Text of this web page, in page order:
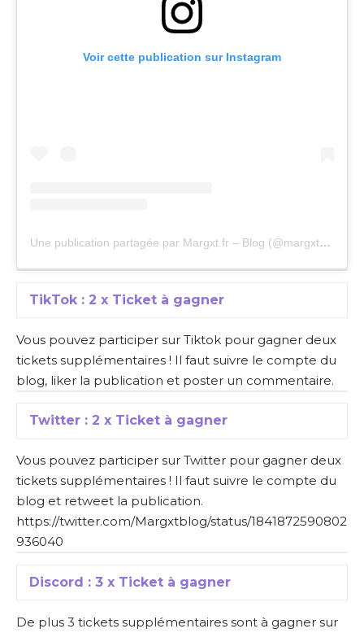
Voir cette publication sur Instagram
Une publication partagée par Margxt.fr – Blog (@margxtblog)
TikTok : 2 x Ticket à gagner
Vous pouvez participer sur Tiktok pour gagner deux
tickets supplémentaires ! Il faut suivre le compte du
blog, liker la publication et poster un commentaire.
Twitter : 2 x Ticket à gagner
Vous pouvez participer sur Twitter pour gagner deux
tickets supplémentaires ! Il faut suivre le compte du
blog et retweet la publication.
https://twitter.com/Margxtblog/status/1841872590802
936040
Discord : 3 x Ticket à gagner
De plus 3 tickets supplémentaires sont à gagner sur